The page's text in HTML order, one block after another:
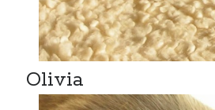
Olivia